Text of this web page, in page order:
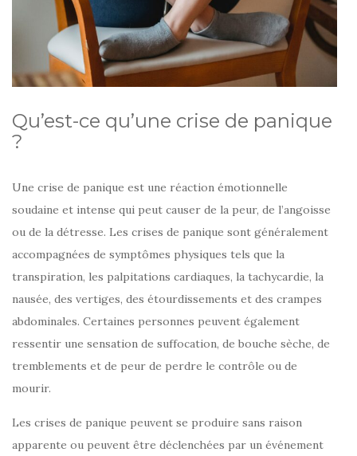
Qu’est-ce qu’une crise de panique
?
Une crise de panique est une réaction émotionnelle
soudaine et intense qui peut causer de la peur, de l’angoisse
ou de la détresse. Les crises de panique sont généralement
accompagnées de symptômes physiques tels que la
transpiration, les palpitations cardiaques, la tachycardie, la
nausée, des vertiges, des étourdissements et des crampes
abdominales. Certaines personnes peuvent également
ressentir une sensation de suffocation, de bouche sèche, de
tremblements et de peur de perdre le contrôle ou de
mourir.
Les crises de panique peuvent se produire sans raison
apparente ou peuvent être déclenchées par un événement